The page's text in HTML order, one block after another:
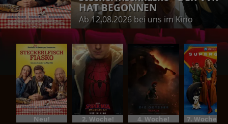
HAT BEGONNEN
Ab 12.08.2026 bei uns im Kino
Neu! 2. Woche! 4. Woche!